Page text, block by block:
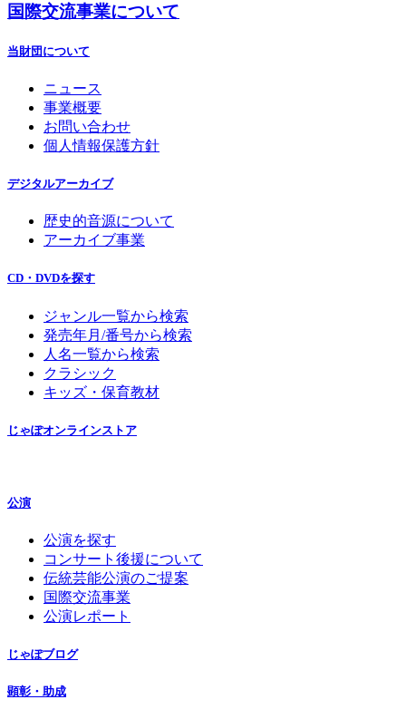
国際交流事業について
当財団について
ニュース
事業概要
お問い合わせ
個人情報保護方針
デジタルアーカイブ
歴史的音源について
アーカイブ事業
CD・DVDを探す
ジャンル一覧から検索
発売年月/番号から検索
人名一覧から検索
クラシック
キッズ・保育教材
じゃぽオンラインストア
公演
公演を探す
コンサート後援について
伝統芸能公演のご提案
国際交流事業
公演レポート
じゃぽブログ
顕彰・助成